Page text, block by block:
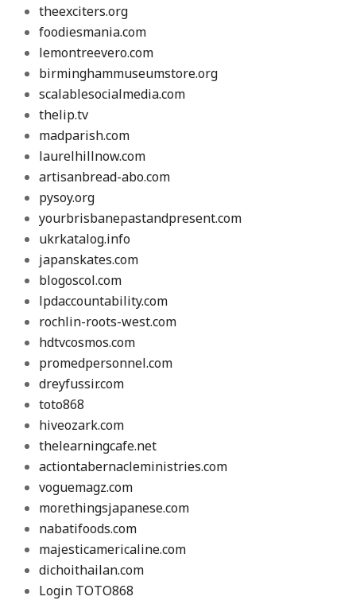
theexciters.org
foodiesmania.com
lemontreevero.com
birminghammuseumstore.org
scalablesocialmedia.com
thelip.tv
madparish.com
laurelhillnow.com
artisanbread-abo.com
pysoy.org
yourbrisbanepastandpresent.com
ukrkatalog.info
japanskates.com
blogoscol.com
lpdaccountability.com
rochlin-roots-west.com
hdtvcosmos.com
promedpersonnel.com
dreyfussir.com
toto868
hiveozark.com
thelearningcafe.net
actiontabernacleministries.com
voguemagz.com
morethingsjapanese.com
nabatifoods.com
majesticamericaline.com
dichoithailan.com
Login TOTO868